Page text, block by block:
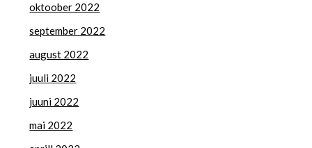
oktoober 2022
september 2022
august 2022
juuli 2022
juuni 2022
mai 2022